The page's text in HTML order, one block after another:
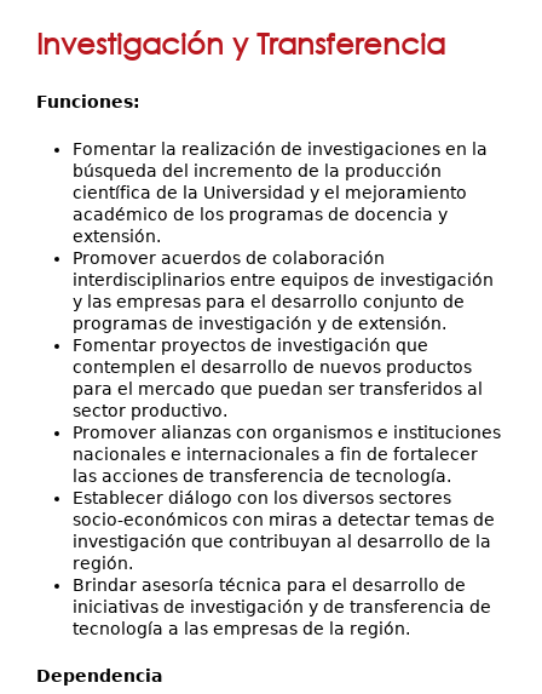
Principal
Dirección
Investigación y Transferencia
Proyectos de I+D
Contáctenos
estáInvestigación y Transferencia
Funciones:
Fomentar la realización de investigaciones en la
búsqueda del incremento de la producción
científica de la Universidad y el mejoramiento
académico de los programas de docencia y
extensión.
Promover acuerdos de colaboración
interdisciplinarios entre equipos de investigación
y las empresas para el desarrollo conjunto de
programas de investigación y de extensión.
Fomentar proyectos de investigación que
contemplen el desarrollo de nuevos productos
para el mercado que puedan ser transferidos al
sector productivo.
Promover alianzas con organismos e instituciones
nacionales e internacionales a fin de fortalecer
las acciones de transferencia de tecnología.
Establecer diálogo con los diversos sectores
socio-económicos con miras a detectar temas de
investigación que contribuyan al desarrollo de la
región.
Brindar asesoría técnica para el desarrollo de
iniciativas de investigación y de transferencia de
tecnología a las empresas de la región.
Dependencia